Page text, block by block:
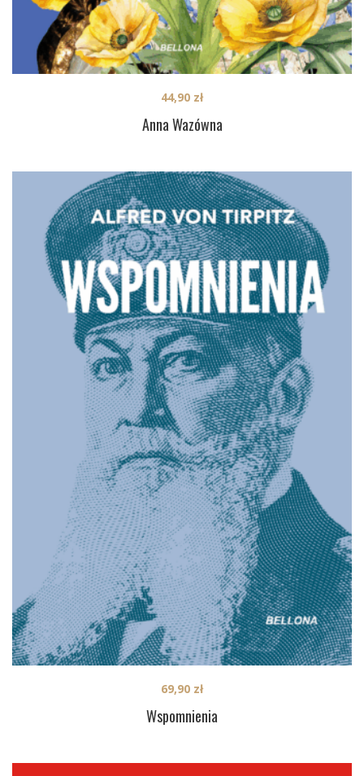
Anna Wazówna
44,90 zł
Wspomnienia
69,90 zł